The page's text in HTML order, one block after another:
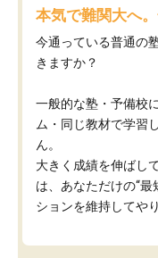
本気で難関大へ
今通っている普通の
きますか？
一般的な塾・予備校
ム・同じ教材で学習
ん。
大きく成績を伸ばし
は、あなただけの“
ションを維持してやり